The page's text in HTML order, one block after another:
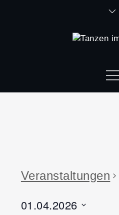
Veranstaltungen
01.04.2026